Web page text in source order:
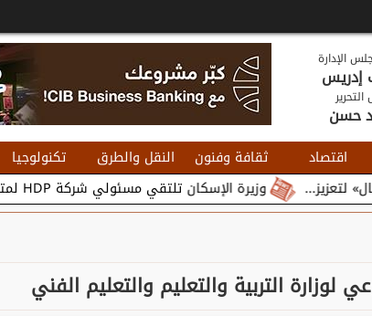
الإدارة
حسن
اقتصاد ثقافة وفنون النقل والطرق تكنولوجيا
وزيرة الإسكان تلتقي مسئولي شركة HDP لمتابعة مبيعات وتسويق مشروعات المدن الجديدة...
لوزارة التربية والتعليم والتعليم الفني